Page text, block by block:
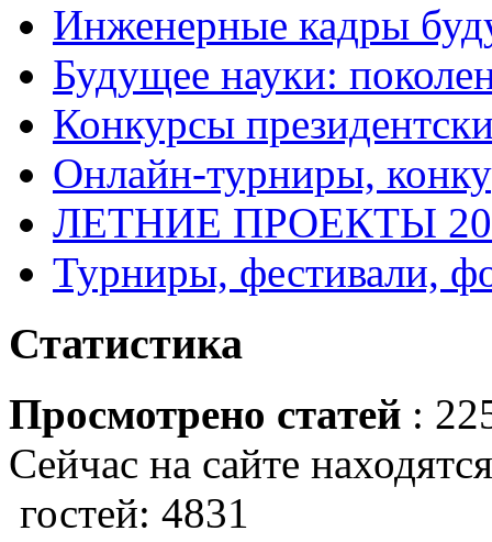
Инженерные кадры
Будущее науки:
Конкурсы
Онлайн-турниры,
ЛЕТНИЕ ПРОЕКТЫ
Турниры, фестивали,
Статистика
Просмотрено статей :
Сейчас на сайте
гостей: 4831